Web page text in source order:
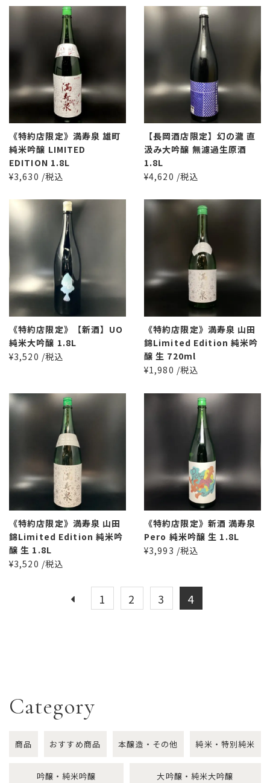
Category
商品 おすすめ商品 本醸造・その他 純米・特別純米
吟醸・純米吟醸 大吟醸・純米大吟醸
《特約店限定》満寿泉 雄町
純米吟醸 LIMITED
EDITION 1.8L
¥3,630 /税込
【長岡酒店限定】幻の瀧 直
汲み大吟醸 無濾過生原酒
1.8L
¥4,620 /税込
《特約店限定》【新酒】UO
純米大吟醸 1.8L
¥3,520 /税込
《特約店限定》満寿泉 山田
錦Limited Edition 純米吟
醸 生 720ml
¥1,980 /税込
《特約店限定》満寿泉 山田
錦Limited Edition 純米吟
醸 生 1.8L
¥3,520 /税込
《特約店限定》新酒 満寿泉
Pero 純米吟醸 生 1.8L
¥3,993 /税込
1 2 3 4